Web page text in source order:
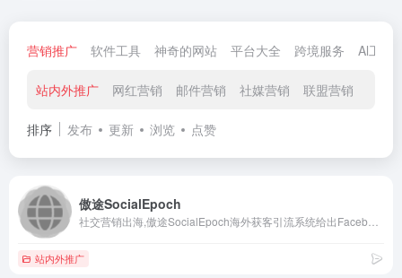
营销推广 软件工具 神奇的网站 平台大全 跨境服务 Al工具
站内外推广 网红营销 邮件营销 社媒营销 联盟营销
排序 发布 更新 浏览 点赞
傲途SocialEpoch
站内外推广